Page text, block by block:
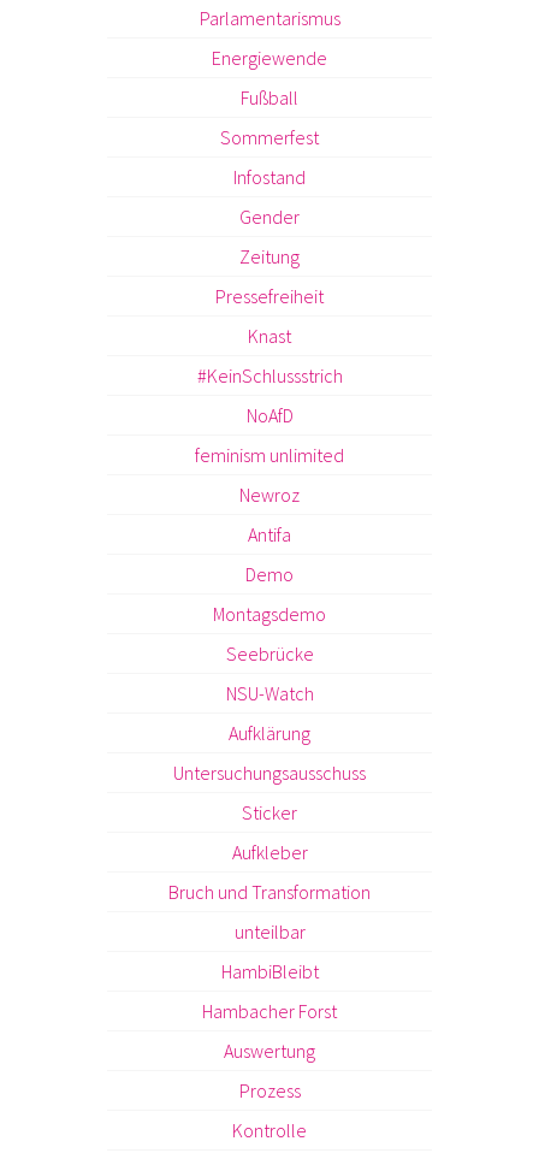
Parlamentarismus
Energiewende
Fußball
Sommerfest
Infostand
Gender
Zeitung
Pressefreiheit
Knast
#KeinSchlussstrich
NoAfD
feminism unlimited
Newroz
Antifa
Demo
Montagsdemo
Seebrücke
NSU-Watch
Aufklärung
Untersuchungsausschuss
Sticker
Aufkleber
Bruch und Transformation
unteilbar
HambiBleibt
Hambacher Forst
Auswertung
Prozess
Kontrolle